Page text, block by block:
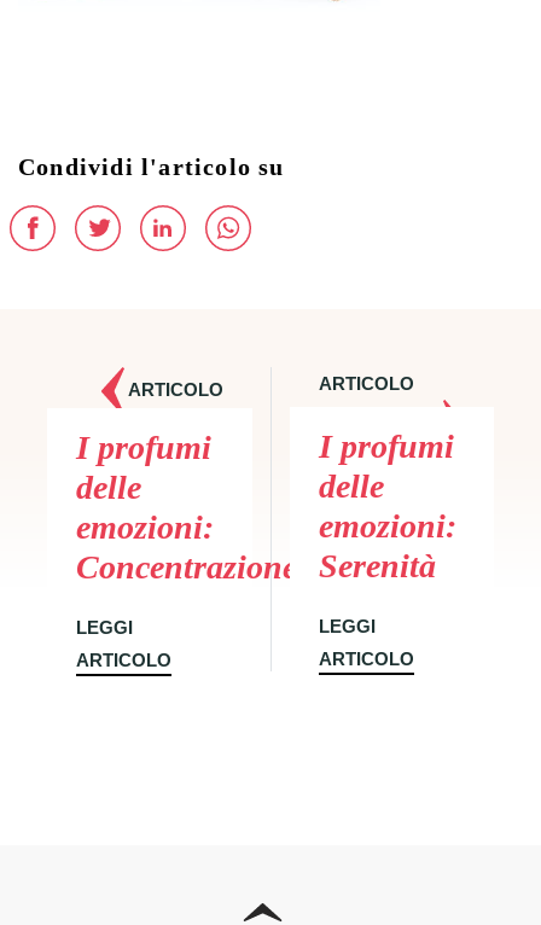
Condividi l'articolo su
ARTICOLO
PRECEDENTE
I profumi
delle
emozioni:
Concentrazione
LEGGI
ARTICOLO
ARTICOLO
I profumi
delle
emozioni:
Serenità
LEGGI
ARTICOLO